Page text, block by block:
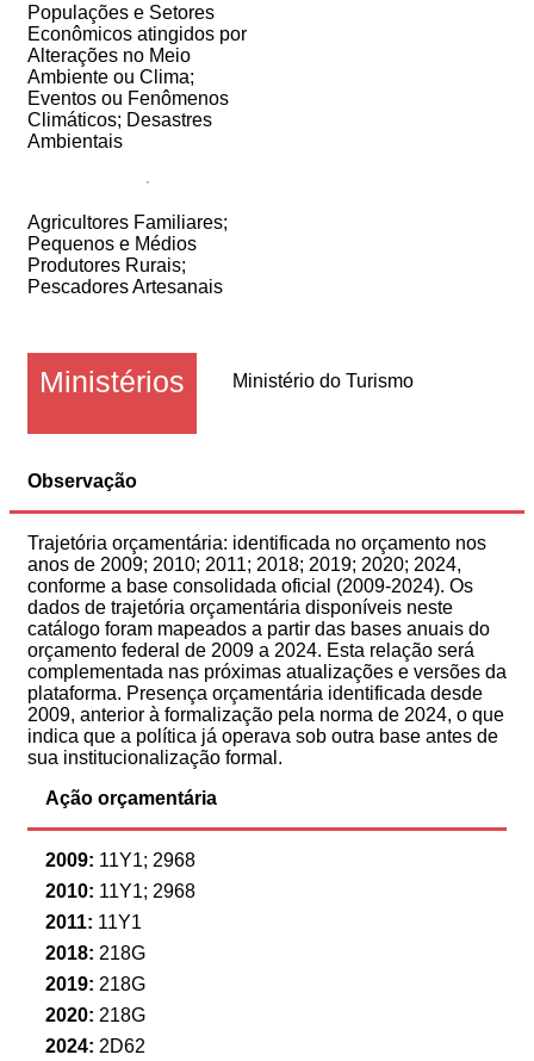
Populações e Setores
Econômicos atingidos por
Alterações no Meio
Ambiente ou Clima;
Eventos ou Fenômenos
Climáticos; Desastres
Ambientais
Agricultores Familiares;
Pequenos e Médios
Produtores Rurais;
Pescadores Artesanais
Ministérios Ministério do Turismo
Observação
Trajetória orçamentária: identificada no orçamento nos
anos de 2009; 2010; 2011; 2018; 2019; 2020; 2024,
conforme a base consolidada oficial (2009-2024). Os
dados de trajetória orçamentária disponíveis neste
catálogo foram mapeados a partir das bases anuais do
orçamento federal de 2009 a 2024. Esta relação será
complementada nas próximas atualizações e versões da
plataforma. Presença orçamentária identificada desde
2009, anterior à formalização pela norma de 2024, o que
indica que a política já operava sob outra base antes de
sua institucionalização formal.
Ação orçamentária
2009: 11Y1; 2968
2010: 11Y1; 2968
2011: 11Y1
2018: 218G
2019: 218G
2020: 218G
2024: 2D62